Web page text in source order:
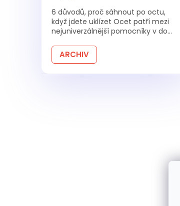
6 důvodů, proč sáhnout po octu,
když jdete uklízet Ocet patří mezi
nejuniverzálnější pomocníky v do...
ARCHIV